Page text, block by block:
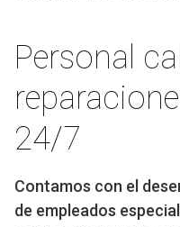
Personal
24/7
Contamos con el
de empleados